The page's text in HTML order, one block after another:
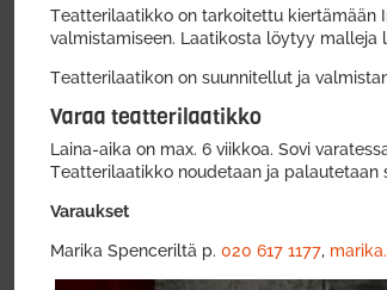
Teatterilaatikko on tarkoitettu kiertämään
valmistamiseen. Laatikosta löytyy
Teatterilaatikon on suunnitellut ja
Varaa teatterilaatikko
Laina-aika on max. 6 viikkoa. Sovi
Teatterilaatikko noudetaan ja palautetaan
Varaukset
Marika Spenceriltä p. 020 617 1177,